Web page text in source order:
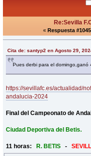
Re:Sevilla
« Respuesta
Cita de: santyp2 en Agosto 29,
Pues derbi para el domingo,ganó
https://sevillafc.es/actualidad/
andalucia-2024
Final del Campeonato de
Ciudad Deportiva del Betis.
11 horas:R. BETIS -